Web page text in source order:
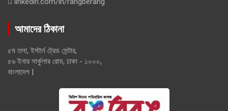
আমাদের ঠিকানা
৫ম তলা, ইস্টার্ন ট্রেড সেন্টার,
৫৬ ইনার সার্কুলার রোড, ঢাকা - ১০০০,
বাংলাদেশ |